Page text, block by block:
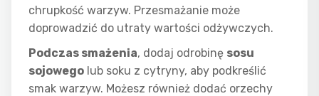
chrupkość warzyw. Przesmażanie może
doprowadzić do utraty wartości odżywczych.
Podczas smażenia, dodaj odrobinę sosu
sojowego lub soku z cytryny, aby podkreślić
smak warzyw. Możesz również dodać orzechy